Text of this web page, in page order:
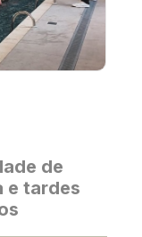
de
e tardes